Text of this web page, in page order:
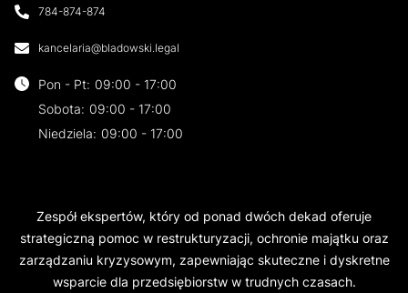
Zespół ekspertów, który od ponad dwóch dekad oferuje
strategiczną pomoc w restrukturyzacji, ochronie majątku oraz
zarządzaniu kryzysowym, zapewniając skuteczne i dyskretne
wsparcie dla przedsiębiorstw w trudnych czasach.
784-874-874
kancelaria@bladowski.legal
Pon - Pt: 09:00 - 17:00
Sobota: 09:00 - 17:00
Niedziela: 09:00 - 17:00